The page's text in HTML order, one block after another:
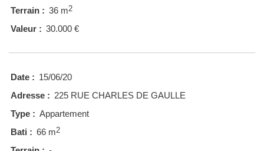
Terrain : 36 m2
Valeur : 30.000 €
Date : 15/06/20
Adresse : 225 RUE CHARLES DE GAULLE
Type : Appartement
Bati : 66 m2